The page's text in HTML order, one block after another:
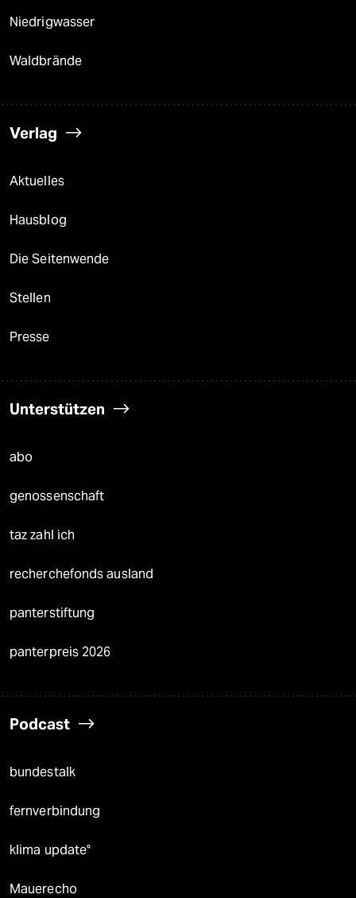
Niedrigwasser
Waldbrände
Verlag
Aktuelles
Hausblog
Die Seitenwende
Stellen
Presse
Unterstützen
abo
genossenschaft
taz zahl ich
recherchefonds ausland
panterstiftung
panterpreis 2026
Podcast
bundestalk
fernverbindung
klima update°
Mauerecho